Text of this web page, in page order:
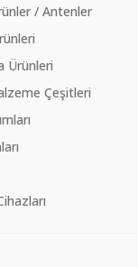
/ Antenler
Ürünleri
Çeşitleri